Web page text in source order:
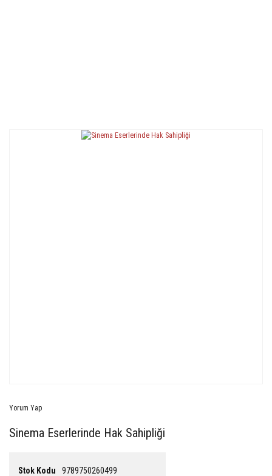
Yorum Yap
Sinema Eserlerinde Hak Sahipliği
Stok Kodu 9789750260499